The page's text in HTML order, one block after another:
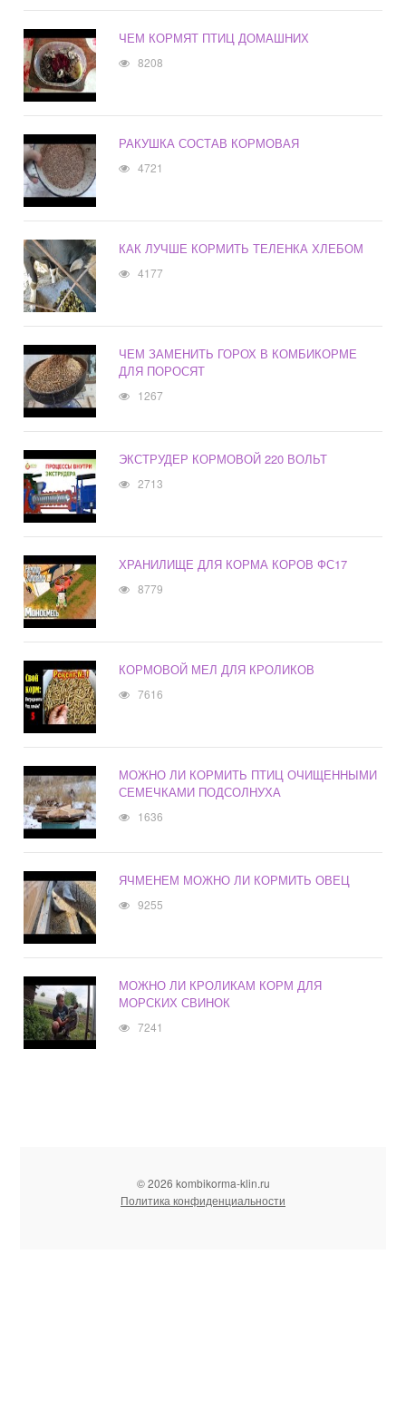
ЧЕМ КОРМЯТ ПТИЦ ДОМАШНИХ
8208
РАКУШКА СОСТАВ КОРМОВАЯ
4721
КАК ЛУЧШЕ КОРМИТЬ ТЕЛЕНКА ХЛЕБОМ
4177
ЧЕМ ЗАМЕНИТЬ ГОРОХ В КОМБИКОРМЕ
ДЛЯ ПОРОСЯТ
1267
ЭКСТРУДЕР КОРМОВОЙ 220 ВОЛЬТ
2713
ХРАНИЛИЩЕ ДЛЯ КОРМА КОРОВ ФС17
8779
КОРМОВОЙ МЕЛ ДЛЯ КРОЛИКОВ
7616
МОЖНО ЛИ КОРМИТЬ ПТИЦ ОЧИЩЕННЫМИ
СЕМЕЧКАМИ ПОДСОЛНУХА
1636
ЯЧМЕНЕМ МОЖНО ЛИ КОРМИТЬ ОВЕЦ
9255
МОЖНО ЛИ КРОЛИКАМ КОРМ ДЛЯ
МОРСКИХ СВИНОК
7241
© 2026 kombikorma-klin.ru
Политика конфиденциальности